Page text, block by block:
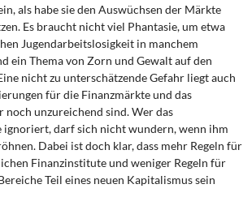
als habe sie den Auswüchsen der Märkte
Es braucht nicht viel Phantasie, um etwa
Jugendarbeitslosigkeit in manchem
ein Thema von Zorn und Gewalt auf den
nicht zu unterschätzende Gefahr liegt auch
für die Finanzmärkte und das
noch unzureichend sind. Wer das
ignoriert, darf sich nicht wundern, wenn ihm
Dabei ist doch klar, dass mehr Regeln für
Finanzinstitute und weniger Regeln für
Teil eines neuen Kapitalismus sein